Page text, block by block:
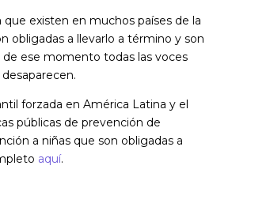
existen en muchos países de la
obligadas a llevarlo a término y son
ese momento todas las voces
forzada en América Latina y el
públicas de prevención de
a niñas que son obligadas a
aquí.